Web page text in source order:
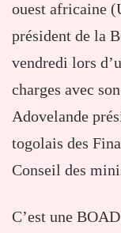
ouest africaine
président de la
vendredi lors
charges avec
Adovelande
togolais des
Conseil des
C’est une